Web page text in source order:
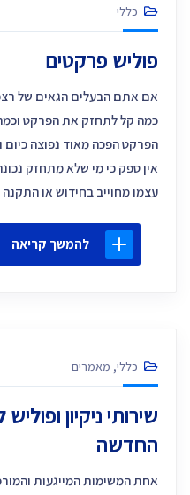
כללי
פוליש פרקטים
אם אתם הבעלים הגאים של
כמה קל לתחזק את הפרקט
הפרקט הפכה מאוד נפוצה כיום
אין ספק כי מי שלא מתחזק
עצמו מחוייב בחידוש או
להמשך קריאה
כללי, מאמרים
שירותי ניקיון
החדשה
אחת המשימות המייגעות